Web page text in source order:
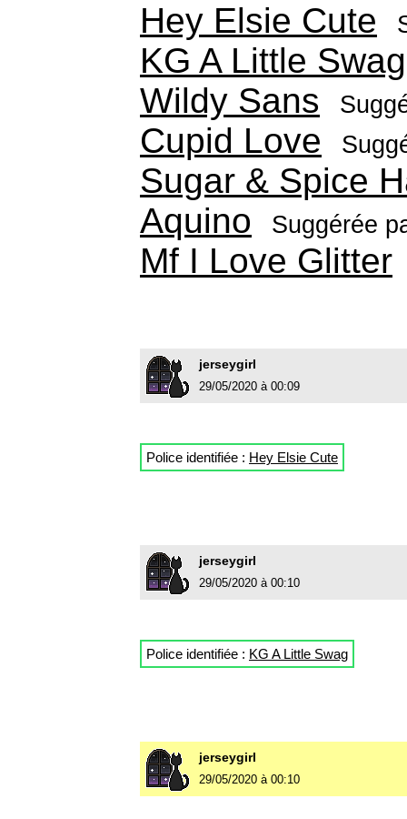
Hey Elsie Cute
KG A Little Swag
Wildy Sans
Cupid Love
Sugar & Spice
Aquino
Suggérée
Mf I Love Glitter
jerseygirl
29/05/2020 à 00:09
Police identifiée : Hey Elsie Cute
jerseygirl
29/05/2020 à 00:10
Police identifiée : KG A Little Swag
jerseygirl
29/05/2020 à 00:10